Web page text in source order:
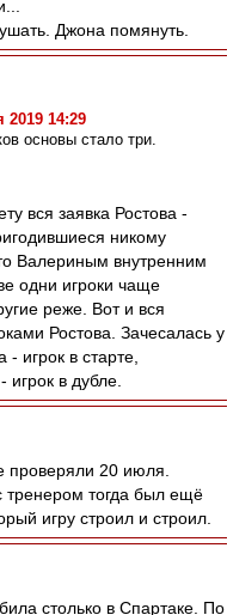
Джона помянуть.
2019 14:29
основы стало три.
вся заявка Ростова -
никому
Валериным внутренним
одни игроки чаще
реже. Вот и вся
Ростова. Зачесалась у
игрок в старте,
игрок в дубле.
проверяли 20 июля.
тренером тогда был ещё
игру строил и строил.
столько в Спартаке. По